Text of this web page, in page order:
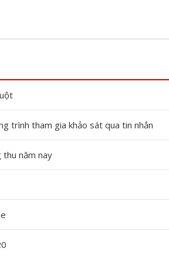
trình tham gia khảo sát qua tin nhắn
thu năm nay